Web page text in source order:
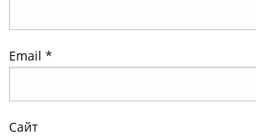
Зберегти моє ім'я, e-mail, та
Цей сайт захищений reCAPTCHA і